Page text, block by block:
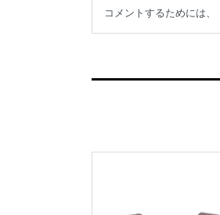
コメントするためには、